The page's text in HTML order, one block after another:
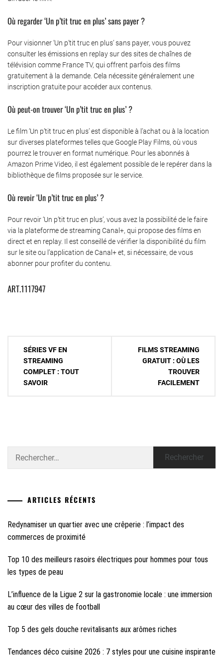
Où regarder ‘Un p’tit truc en plus’ sans payer ?
Pour visionner ‘Un p’tit truc en plus’ sans payer, vous pouvez
consulter les émissions en replay sur des sites de chaînes de
télévision comme France TV, qui offrent parfois des films
gratuitement à la demande. Cela nécessite généralement une
inscription gratuite pour accéder aux contenus.
Où peut-on trouver ‘Un p’tit truc en plus’ ?
Le film ‘Un p’tit truc en plus’ est disponible à l’achat ou à la location
sur diverses plateformes telles que Google Play Films, où vous
pourrez le trouver en format numérique. Pour les abonnés à
Amazon Prime Video, il est également possible de le repérer dans la
bibliothèque de films proposée sur le service.
Où revoir ‘Un p’tit truc en plus’ ?
Pour revoir ‘Un p’tit truc en plus’, vous avez la possibilité de le faire
via la plateforme de streaming Canal+, qui propose des films en
direct et en replay. Il est conseillé de vérifier la disponibilité du film
sur le site ou l’application de Canal+ et, si nécessaire, de vous
abonner pour profiter du contenu.
ART.1117947
Navigation
l’article
SÉRIES VF EN
STREAMING
COMPLET : TOUT
SAVOIR
FILMS STREAMING
GRATUIT : OÙ LES
TROUVER
FACILEMENT
ARTICLES RÉCENTS
Redynamiser un quartier avec une crêperie : l’impact des
commerces de proximité
Top 10 des meilleurs rasoirs électriques pour hommes pour tous
les types de peau
L’influence de la Ligue 2 sur la gastronomie locale : une immersion
au cœur des villes de football
Top 5 des gels douche revitalisants aux arômes riches
Tendances déco cuisine 2026 : 7 styles pour une cuisine inspirante